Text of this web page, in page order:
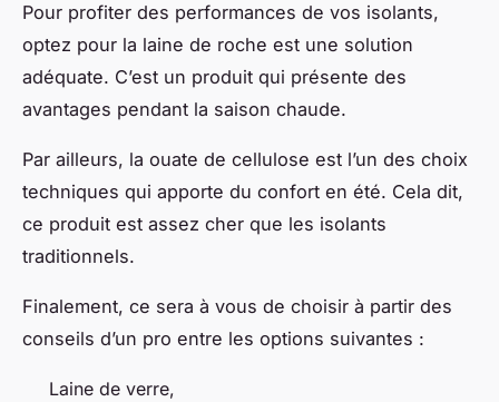
Pour profiter des performances de vos isolants,
optez pour la laine de roche est une solution
adéquate. C’est un produit qui présente des
avantages pendant la saison chaude.
Par ailleurs, la ouate de cellulose est l’un des choix
techniques qui apporte du confort en été. Cela dit,
ce produit est assez cher que les isolants
traditionnels.
Finalement, ce sera à vous de choisir à partir des
conseils d’un pro entre les options suivantes :
Laine de verre,